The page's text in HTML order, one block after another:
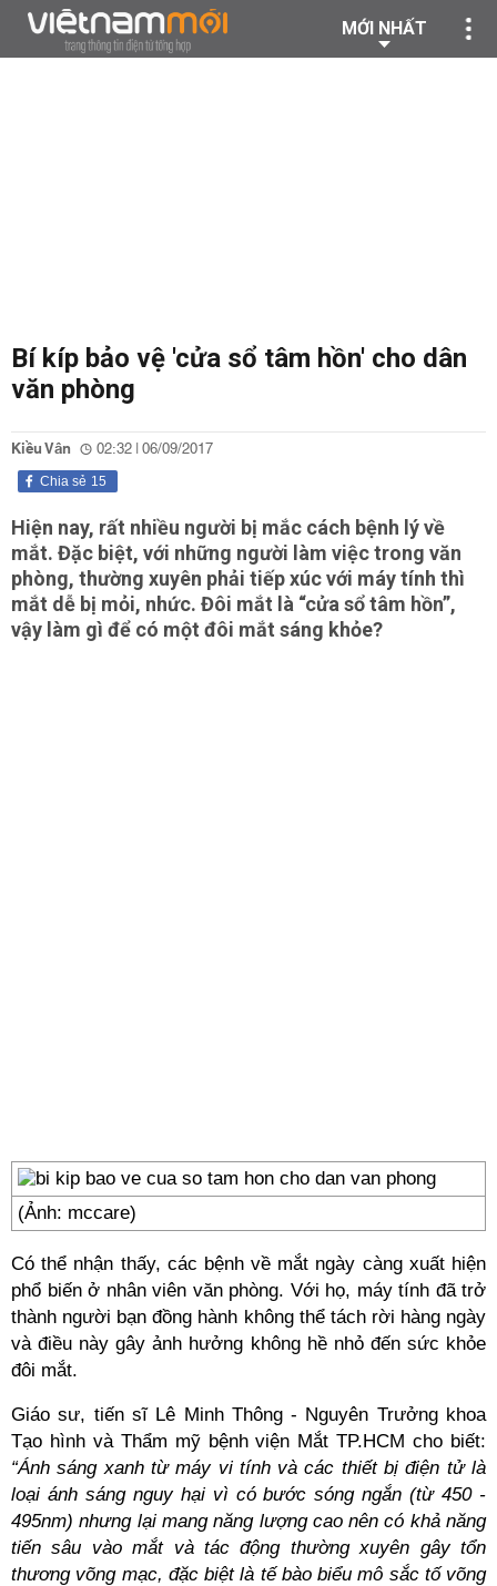
MỚI NHẤT
Bí kíp bảo vệ 'cửa sổ tâm hồn' cho dân
văn phòng
Kiều Vân 02:32 | 06/09/2017
15
Chia sẻ
Hiện nay, rất nhiều người bị mắc cách bệnh lý về
mắt. Đặc biệt, với những người làm việc trong văn
phòng, thường xuyên phải tiếp xúc với máy tính thì
mắt dễ bị mỏi, nhức. Đôi mắt là “cửa sổ tâm hồn”,
vậy làm gì để có một đôi mắt sáng khỏe?
(Ảnh: mccare)
Có thể nhận thấy, các bệnh về mắt ngày càng xuất hiện
phổ biến ở nhân viên văn phòng. Với họ, máy tính đã trở
thành người bạn đồng hành không thể tách rời hàng ngày
và điều này gây ảnh hưởng không hề nhỏ đến sức khỏe
đôi mắt.
Giáo sư, tiến sĩ Lê Minh Thông - Nguyên Trưởng khoa
Tạo hình và Thẩm mỹ bệnh viện Mắt TP.HCM cho biết:
“Ánh sáng xanh từ máy vi tính và các thiết bị điện tử là
loại ánh sáng nguy hại vì có bước sóng ngắn (từ 450 -
495nm) nhưng lại mang năng lượng cao nên có khả năng
tiến sâu vào mắt và tác động thường xuyên gây tổn
thương võng mạc, đặc biệt là tế bào biểu mô sắc tố võng